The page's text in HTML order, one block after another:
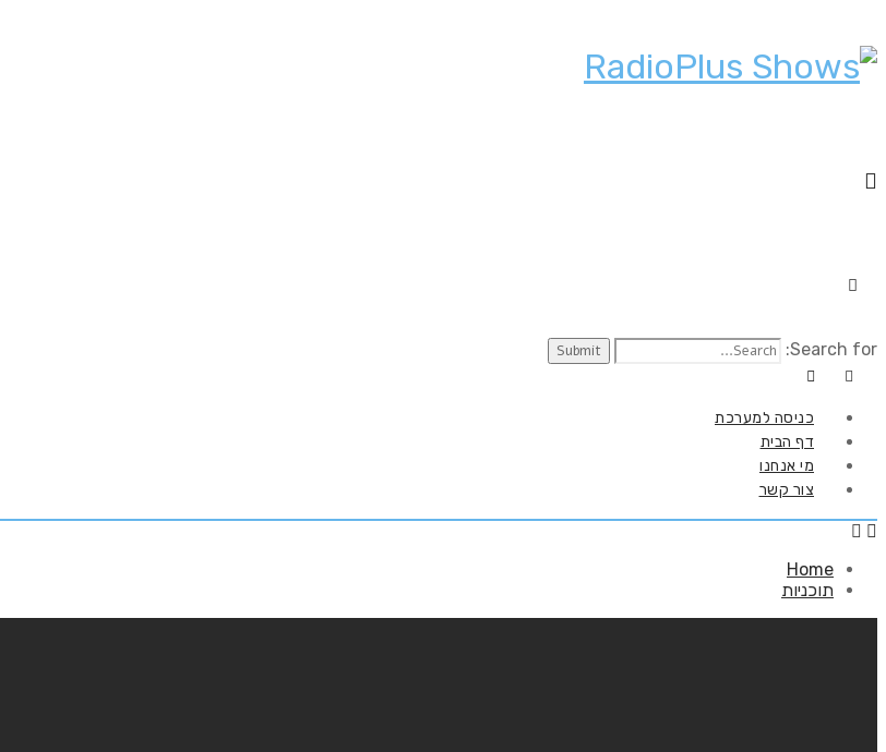
Search for:
כניסה למערכת
דף הבית
מי אנחנו
צור קשר
Home
תוכניות